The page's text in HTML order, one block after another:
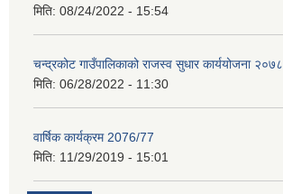
मिति: 08/24/2022 - 15:54
चन्द्रकोट गाउँपालिकाको राजस्व सुधार कार्ययोजना २०७८
मिति: 06/28/2022 - 11:30
वार्षिक कार्यक्रम 2076/77
मिति: 11/29/2019 - 15:01